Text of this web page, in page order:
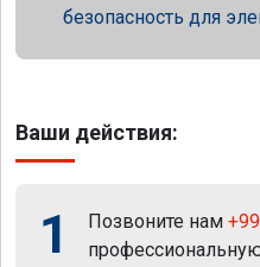
безопасность для
Ваши действия:
1 Позвоните нам